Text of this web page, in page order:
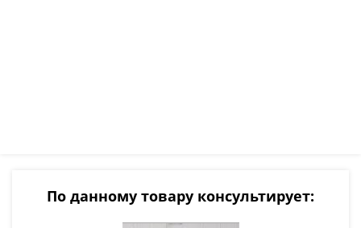
По данному товару консультирует: